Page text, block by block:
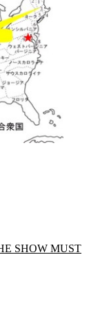
SHOW MUST